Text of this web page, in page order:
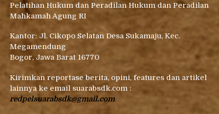
Pelatihan Hukum dan Peradilan Hukum dan Peradilan
Mahkamah Agung RI
Kantor: Jl. Cikopo Selatan Desa Sukamaju, Kec.
Megamendung
Bogor, Jawa Barat 16770
Kirimkan reportase berita, opini, features dan artikel
lainnya ke email suarabsdk.com :
redpelsuarabsdk@gmail.com